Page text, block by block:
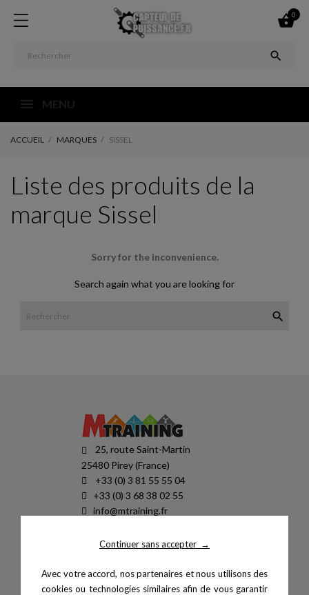
Continuer sans accepter →
Avec votre accord, nos partenaires et nous utilisons des
cookies ou technologies similaires afin de vous garantir

0

MENU
ACCUEIL MARQUES SISSEL
Liste des produits de la
marque Sissel
Sorry for the inconvenience.
Search again what you are looking for

25, route Saint-Martin
25480 Pirey (France)
+33 (0) 3 81 55 55 04
+33 (0) 3 68 38 02 55
info@mtraining.fr
TVA : FR94879473775
HORAIRES
lun-ven 8H30-12H30 / 13H30-18h